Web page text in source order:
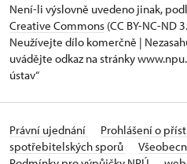
Není-li výslovně uvedeno jinak,
Creative Commons (CC BY-NC-ND
Neužívejte dílo komerčně |
uvádějte odkaz na stránky
ústav“
Právní ujednání Prohlášení o
spotřebitelských sporů